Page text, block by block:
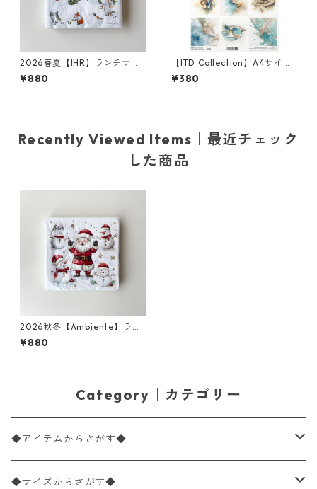
2026春夏【IHR】ランチサイ
ズ ペーパーナプキン LITTLE F
ARMERS ホワイト Anita Jera
¥880
【ITD Collection】A4サイズ
ライスペーパー R2853 デコパ
ージュ
¥380
Recently Viewed Items｜最近チェック
した商品
2026秋冬【Ambiente】ラン
チサイズ ペーパーナプキン Jo
lly Friends ホワイト 20枚入
¥880
Category｜カテゴリー
◆アイテムからさがす◆
ペーパーナプキン2枚バラ売り
◆サイズからさがす◆